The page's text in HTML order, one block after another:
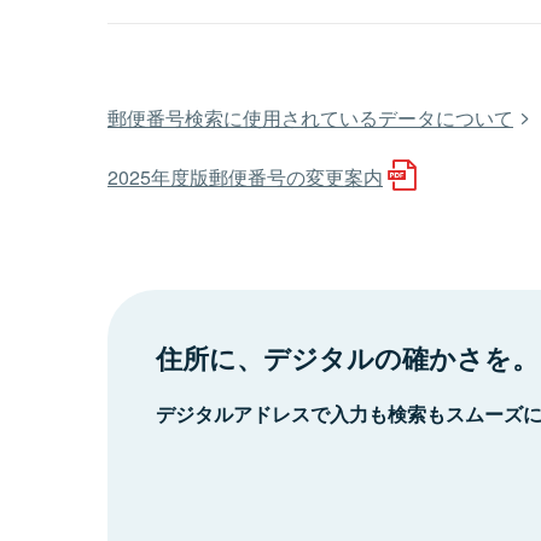
郵便番号検索に使用されているデータについて
2025年度版郵便番号の変更案内
住所に、デジタルの確かさを。
デジタルアドレスで入力も検索もスムーズ